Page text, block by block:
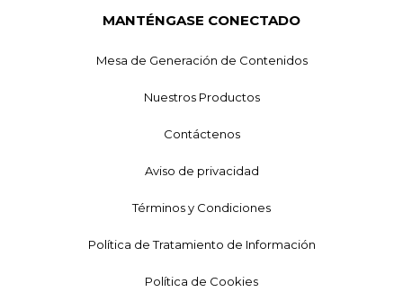
MANTÉNGASE CONECTADO
Mesa de Generación de Contenidos
Nuestros Productos
Contáctenos
Aviso de privacidad
Términos y Condiciones
Política de Tratamiento de Información
Política de Cookies